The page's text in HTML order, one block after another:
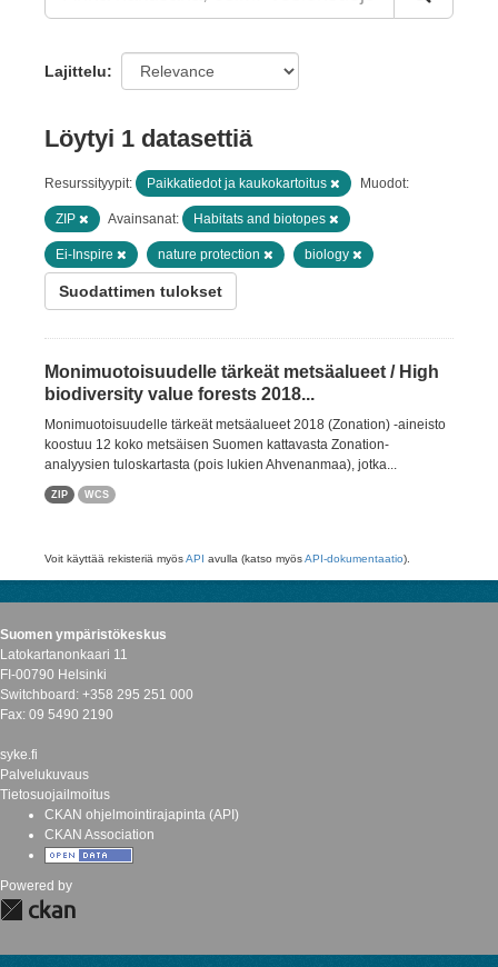
Lajittelu
Löytyi 1 datasettiä
Resurssityypit: Paikkatiedot ja kaukokartoitus Muodot:
ZIP Avainsanat: Habitats and biotopes
Ei-Inspire nature protection biology
Suodattimen tulokset
Monimuotoisuudelle tärkeät metsäalueet / High
biodiversity value forests 2018...
Monimuotoisuudelle tärkeät metsäalueet 2018 (Zonation) -aineisto
koostuu 12 koko metsäisen Suomen kattavasta Zonation-
analyysien tuloskartasta (pois lukien Ahvenanmaa), jotka...
ZIP WCS
Voit käyttää rekisteriä myösAPI avulla (katso myösAPI-dokumentaatio).
Suomen ympäristökeskus
Latokartanonkaari 11
FI-00790 Helsinki
Switchboard: +358 295 251 000
Fax: 09 5490 2190
syke.fi
Palvelukuvaus
Tietosuojailmoitus
CKAN ohjelmointirajapinta (API)
CKAN Association
Powered by